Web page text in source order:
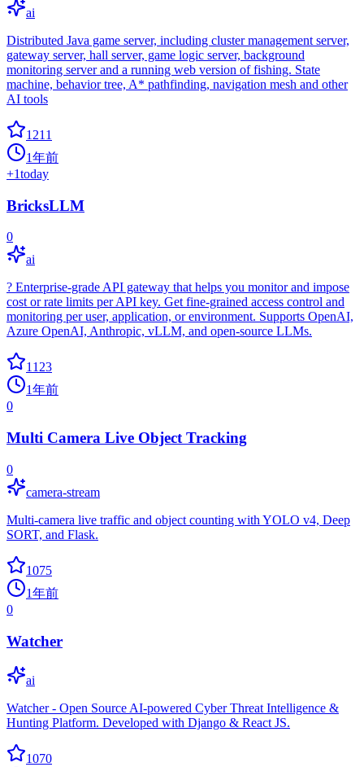
ai
Distributed Java game server, including cluster management server,
gateway server, hall server, game logic server, background
monitoring server and a running web version of fishing. State
machine, behavior tree, A* pathfinding, navigation mesh and other
AI tools
1211
1年前
+1today
BricksLLM
0
ai
? Enterprise-grade API gateway that helps you monitor and impose
cost or rate limits per API key. Get fine-grained access control and
monitoring per user, application, or environment. Supports OpenAI,
Azure OpenAI, Anthropic, vLLM, and open-source LLMs.
1123
1年前
0
Multi Camera Live Object Tracking
0
camera-stream
Multi-camera live traffic and object counting with YOLO v4, Deep
SORT, and Flask.
1075
1年前
0
Watcher
ai
Watcher - Open Source AI-powered Cyber Threat Intelligence &
Hunting Platform. Developed with Django & React JS.
1070